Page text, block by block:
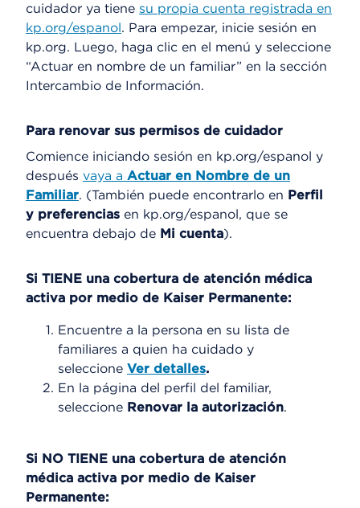
cuidador ya tiene su propia cuenta registrada en
kp.org/espanol. Para empezar, inicie sesión en
kp.org. Luego, haga clic en el menú y seleccione
“Actuar en nombre de un familiar” en la sección
Intercambio de Información.
Para renovar sus permisos de cuidador
Comience iniciando sesión en kp.org/espanol y
después vaya a Actuar en Nombre de un
Familiar. (También puede encontrarlo en Perfil
y preferencias en kp.org/espanol, que se
encuentra debajo de Mi cuenta).
Si TIENE una cobertura de atención médica
activa por medio de Kaiser Permanente:
Encuentre a la persona en su lista de
familiares a quien ha cuidado y
seleccione Ver detalles.
En la página del perfil del familiar,
seleccione Renovar la autorización.
Si NO TIENE una cobertura de atención
médica activa por medio de Kaiser
Permanente: